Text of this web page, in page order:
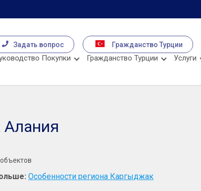
Задать вопрос Гражданство Турции
Покупки Гражданство Турции Услуги
объектов
Особенности региона Каргыджак